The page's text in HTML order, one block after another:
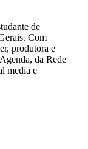
de
Com
produtora e
da Rede
media e